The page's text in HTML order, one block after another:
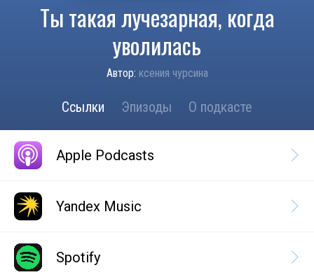
Ты такая лучезарная, когда
уволилась
Автор: ксения чурсина
Ссылки Эпизоды О подкасте
Apple Podcasts
Yandex Music
Spotify